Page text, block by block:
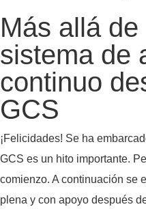
Más allá
sistema de
continuo
GCS
¡Felicidades! Se ha
GCS es un hito importante.
comienzo. A continuación se
plena y con apoyo después